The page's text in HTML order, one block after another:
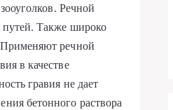
Речной
путей. Также широко
речной
в качестве
гравия не дает
бетонного раствора